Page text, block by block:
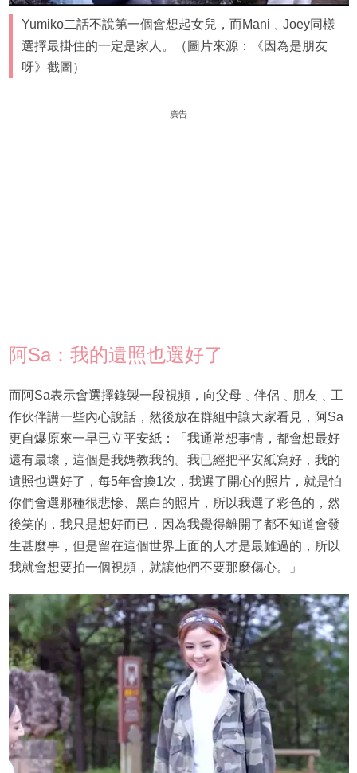
Yumiko二話不說第一個會想起女兒，而Mani﹑Joey同樣
選擇最掛住的一定是家人。（圖片來源：《因為是朋友
呀》截圖）
廣告
阿Sa：我的遺照也選好了
而阿Sa表示會選擇錄製一段視頻，向父母﹑伴侶﹑朋友﹑工
作伙伴講一些內心說話，然後放在群組中讓大家看見，阿Sa
更自爆原來一早已立平安紙：「我通常想事情，都會想最好
還有最壞，這個是我媽教我的。我已經把平安紙寫好，我的
遺照也選好了，每5年會換1次，我選了開心的照片，就是怕
你們會選那種很悲慘、黑白的照片，所以我選了彩色的，然
後笑的，我只是想好而已，因為我覺得離開了都不知道會發
生甚麼事，但是留在這個世界上面的人才是最難過的，所以
我就會想要拍一個視頻，就讓他們不要那麼傷心。」